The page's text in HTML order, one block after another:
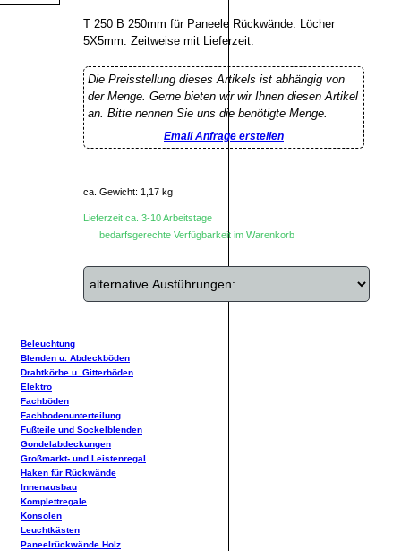
T 250 B 250mm für Paneele Rückwände. Löcher
5X5mm. Zeitweise mit Lieferzeit.
Die Preisstellung dieses Artikels ist abhängig von
der Menge. Gerne bieten wir wir Ihnen diesen Artikel
an. Bitte nennen Sie uns die benötigte Menge.
Email Anfrage erstellen
ca. Gewicht: 1,17 kg
Lieferzeit ca. 3-10 Arbeitstage
bedarfsgerechte Verfügbarkeit im Warenkorb
Beleuchtung
Blenden u. Abdeckböden
Drahtkörbe u. Gitterböden
Elektro
Fachböden
Fachbodenunterteilung
Fußteile und Sockelblenden
Gondelabdeckungen
Großmarkt- und Leistenregal
Haken für Rückwände
Innenausbau
Komplettregale
Konsolen
Leuchtkästen
Paneelrückwände Holz